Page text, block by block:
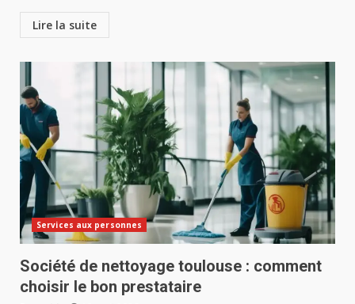
Lire la suite
Services aux personnes
Société de nettoyage toulouse : comment
choisir le bon prestataire